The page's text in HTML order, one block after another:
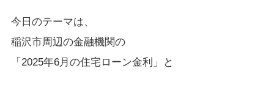
今日のテーマは、
稲沢市周辺の金融機関の
「2025年6月の住宅ローン金利」と